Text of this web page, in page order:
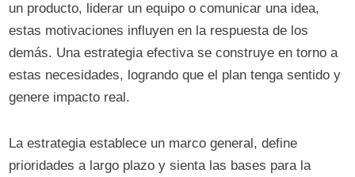
un producto, liderar un equipo o comunicar una idea,
estas motivaciones influyen en la respuesta de los
demás. Una estrategia efectiva se construye en torno a
estas necesidades, logrando que el plan tenga sentido y
genere impacto real.
La estrategia establece un marco general, define
prioridades a largo plazo y sienta las bases para la